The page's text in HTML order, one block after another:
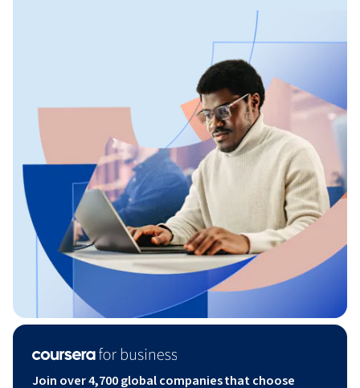
Join over 4,700 global companies that choose